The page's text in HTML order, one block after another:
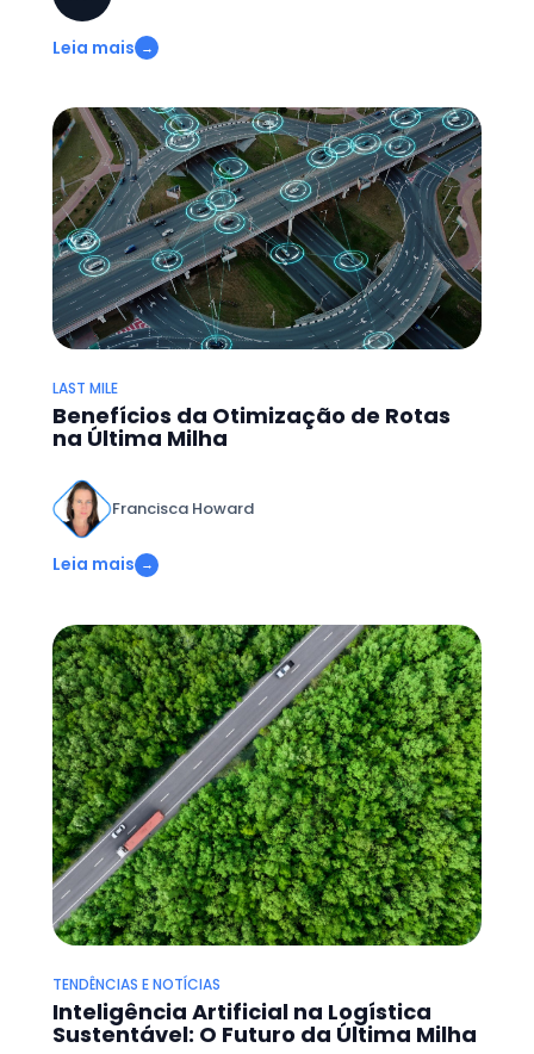
Leia mais →
LAST MILE
Benefícios da Otimização de Rotas
na Última Milha
Francisca Howard
Leia mais →
TENDÊNCIAS E NOTÍCIAS
Inteligência Artificial na Logística
Sustentável: O Futuro da Última Milha